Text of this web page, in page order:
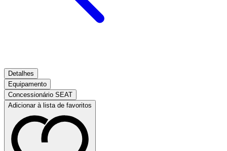
Detalhes
Equipamento
Concessionário SEAT
Adicionar à lista de favoritos